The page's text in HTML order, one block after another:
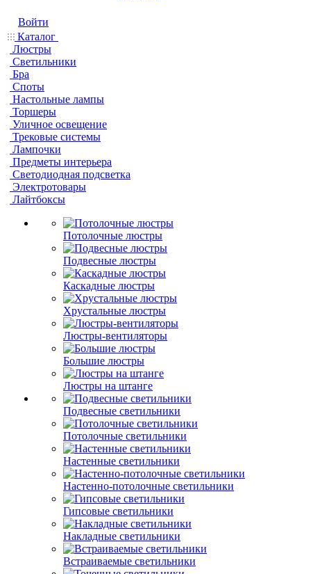
Войти
Каталог
Люстры
Светильники
Бра
Споты
Настольные лампы
Торшеры
Уличное освещение
Трековые системы
Лампочки
Предметы интерьера
Светодиодная подсветка
Электротовары
Лайтбоксы
Потолочные люстры
Подвесные люстры
Каскадные люстры
Хрустальные люстры
Люстры-вентиляторы
Большие люстры
Люстры на штанге
Подвесные светильники
Потолочные светильники
Настенные светильники
Настенно-потолочные светильники
Гипсовые светильники
Накладные светильники
Встраиваемые светильники